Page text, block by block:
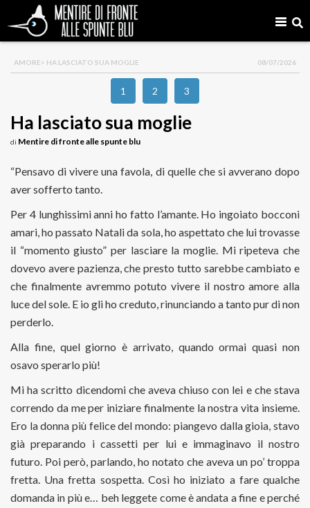
AMORE> HA LASCIATO SUA MOGLIE 08/07/2026
1 2 3
Ha lasciato sua moglie
di Mentire di fronte alle spunte blu
“Pensavo di vivere una favola, di quelle che si avverano dopo
aver sofferto tanto.
Per 4 lunghissimi anni ho fatto l’amante. Ho ingoiato bocconi
amari, ho passato Natali da sola, ho aspettato che lui trovasse
il “momento giusto” per lasciare la moglie. Mi ripeteva che
dovevo avere pazienza, che presto tutto sarebbe cambiato e
che finalmente avremmo potuto vivere il nostro amore alla
luce del sole. E io gli ho creduto, rinunciando a tanto pur di non
perderlo.
Alla fine, quel giorno è arrivato, quando ormai quasi non
osavo sperarlo più!
Mi ha scritto dicendomi che aveva chiuso con lei e che stava
correndo da me per iniziare finalmente la nostra vita insieme.
Ero la donna più felice del mondo: piangevo dalla gioia, stavo
già preparando i cassetti per lui e immaginavo il nostro
futuro. Poi però, parlando, ho notato che aveva un po’ troppa
fretta. Una fretta sospetta. Così ho iniziato a fare qualche
domanda in più e… beh leggete come è andata a fine e perché